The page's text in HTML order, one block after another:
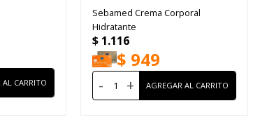
Sebamed Crema Corporal
Hidratante
$ 1.116
$ 949
- +